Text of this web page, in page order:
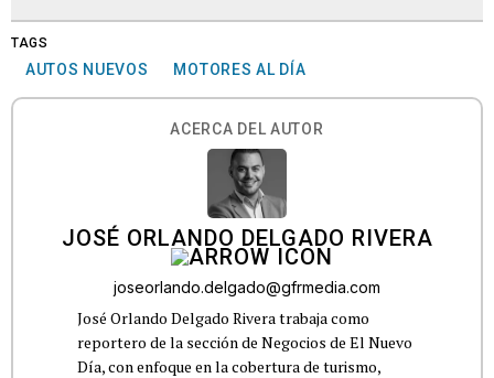
TAGS
AUTOS NUEVOS MOTORES AL DÍA
ACERCA DEL AUTOR
JOSÉ ORLANDO DELGADO RIVERA
joseorlando.delgado@gfrmedia.com
José Orlando Delgado Rivera trabaja como
reportero de la sección de Negocios de El Nuevo
Día, con enfoque en la cobertura de turismo,